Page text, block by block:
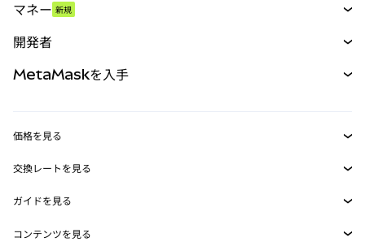
パーペチュアル
RWA
マネー 新規
開発者
MetaMask Connect
Snaps
Web3サービス
MetaMaskを入手
セキュリティ
サポート
価格を見る
イーサリアムの価格
Solanaの価格
交換レートを見る
ETH→USD
USDT→INR
ガイドを見る
ETHの購入
コンテンツを見る